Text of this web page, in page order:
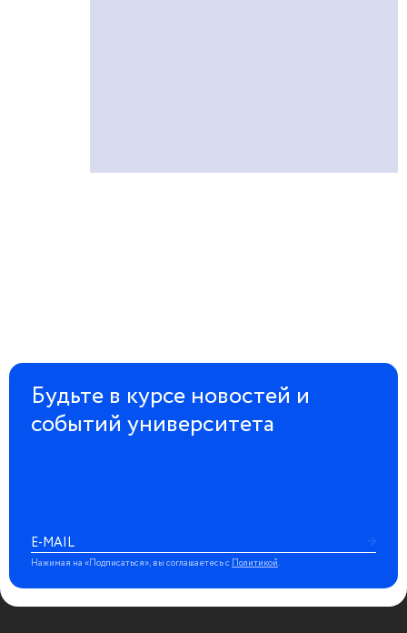
Будьте в курсе новостей и
событий университета
Нажимая на «Подписаться», вы соглашаетесь с Политикой.